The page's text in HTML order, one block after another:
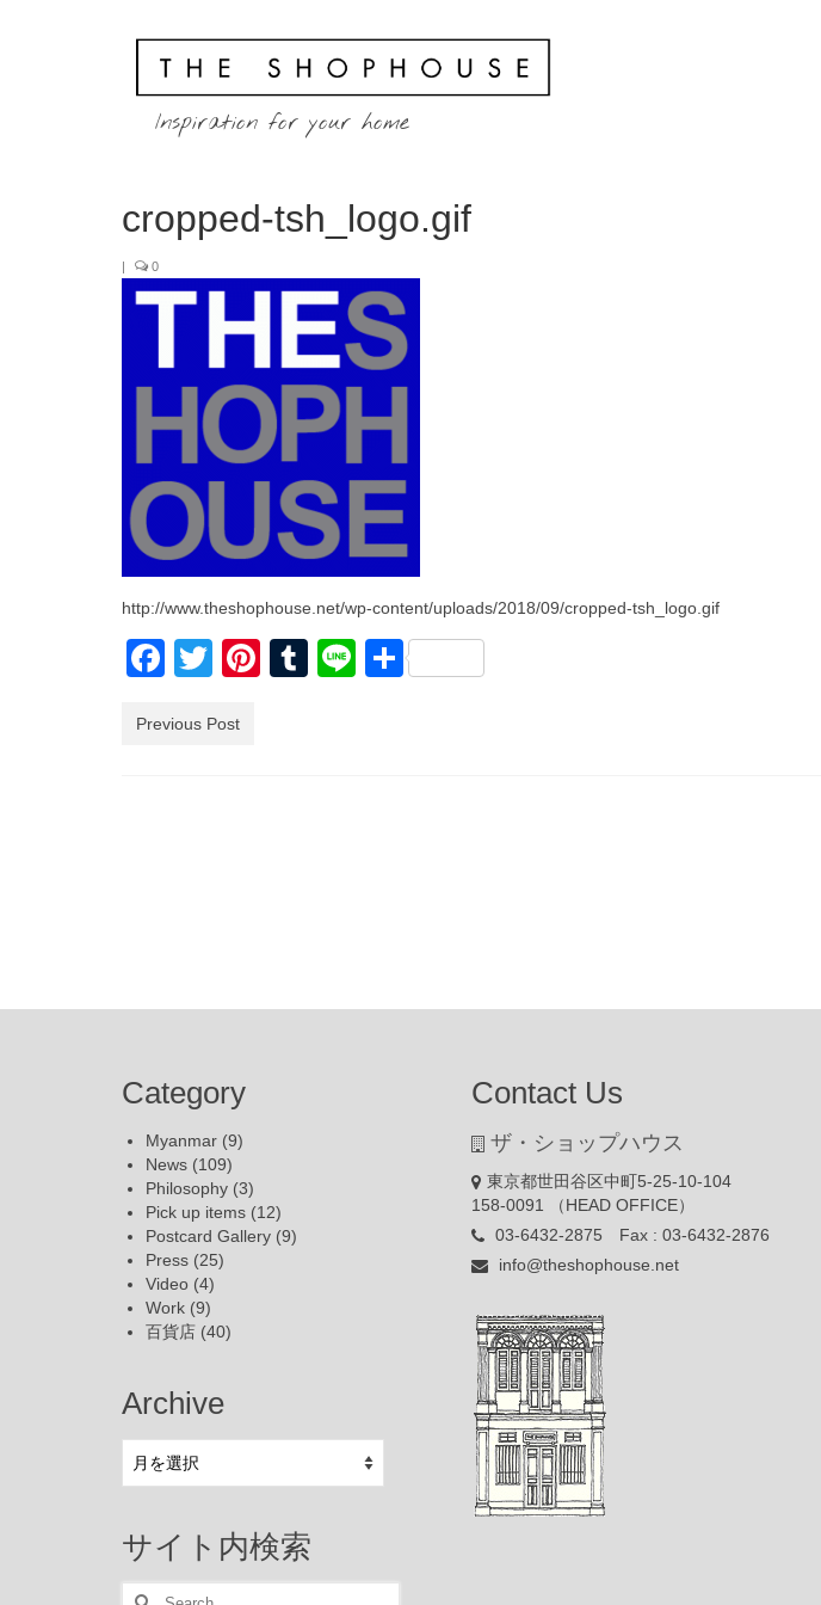
Inspiration for your home
cropped-tsh_logo.gif
0
http://www.theshophouse.net/wp-content/uploads/2018/09/cropped-tsh_logo.gif
Facebook
TwitterPinterest
Tumblr
Line共
Previous Post
Category
Myanmar (9)
News (109)
Philosophy (3)
Pick up items (12)
Postcard Gallery (9)
Press (25)
Video (4)
Work (9)
百貨店 (40)
Archive
サイト内検索
Search
Contact Us
ザ・ショップハウス
東京都世田谷区中町5-25-10-104
158-0091 （HEAD OFFICE）
03-6432-2875 Fax : 03-6432-2876
info@theshophouse.net